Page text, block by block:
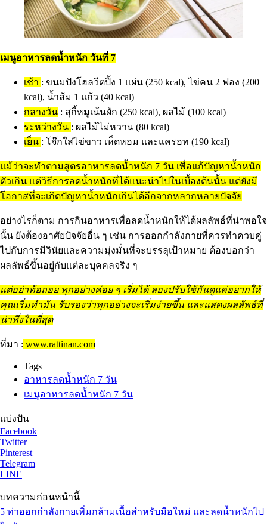
เมนูอาหารลดน้ำหนัก วันที่ 7
เช้า : ขนมปังโฮลวีตปิ้ง 1 แผ่น (250 kcal), ไข่คน 2 ฟอง (200
kcal), น้ำส้ม 1 แก้ว (40 kcal)
กลางวัน : สุกี้หมูเน้นผัก (250 kcal), ผลไม้ (100 kcal)
ระหว่างวัน : ผลไม้ไม่หวาน (80 kcal)
เย็น : โจ๊กใส่ไข่ขาว เห็ดหอม และแครอท (190 kcal)
แม้ว่าจะทำตามสูตรอาหารลดน้ำหนัก 7 วัน เพื่อแก้ปัญหาน้ำหนัก
ตัวเกิน แต่วิธีการลดน้ำหนักที่ได้แนะนำไปในเบื้องต้นนั้น แต่ยังมี
โอกาสที่จะเกิดปัญหาน้ำหนักเกินได้อีกจากหลากหลายปัจจัย
อย่างไรก็ตาม การกินอาหารเพื่อลดน้ำหนักให้ได้ผลลัพธ์ที่น่าพอใจ
นั้น ยังต้องอาศัยปัจจัยอื่น ๆ เช่น การออกกำลังกายที่ควรทำควบคู่
ไปกับการมีวินัยและความมุ่งมั่นที่จะบรรลุเป้าหมาย ต้องบอกว่า
ผลลัพธ์ขึ้นอยู่กับแต่ละบุคคลจริง ๆ
แต่อย่าท้อถอย ทุกอย่างค่อย ๆ เริ่มได้ ลองปรับใช้กันดูแค่อยากให้
คุณเริ่มทำมัน รับรองว่าทุกอย่างจะเริ่มง่ายขึ้น และแสดงผลลัพธ์ที่
น่าทึ่งในที่สุด
ที่มา : www.rattinan.com
Tags
อาหารลดน้ำหนัก 7 วัน
เมนูอาหารลดน้ำหนัก 7 วัน
แบ่งปัน
Facebook
Twitter
Pinterest
Telegram
LINE
บทความก่อนหน้านี้
5 ท่าออกกําลังกายเพิ่มกล้ามเนื้อสำหรับมือใหม่ และลดน้ำหนักไป